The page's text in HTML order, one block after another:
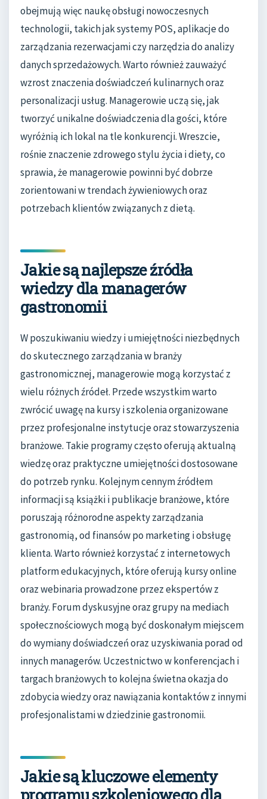
obejmują więc naukę obsługi nowoczesnych
technologii, takich jak systemy POS, aplikacje do
zarządzania rezerwacjami czy narzędzia do analizy
danych sprzedażowych. Warto również zauważyć
wzrost znaczenia doświadczeń kulinarnych oraz
personalizacji usług. Managerowie uczą się, jak
tworzyć unikalne doświadczenia dla gości, które
wyróżnią ich lokal na tle konkurencji. Wreszcie,
rośnie znaczenie zdrowego stylu życia i diety, co
sprawia, że managerowie powinni być dobrze
zorientowani w trendach żywieniowych oraz
potrzebach klientów związanych z dietą.
Jakie są najlepsze źródła
wiedzy dla managerów
gastronomii
W poszukiwaniu wiedzy i umiejętności niezbędnych
do skutecznego zarządzania w branży
gastronomicznej, managerowie mogą korzystać z
wielu różnych źródeł. Przede wszystkim warto
zwrócić uwagę na kursy i szkolenia organizowane
przez profesjonalne instytucje oraz stowarzyszenia
branżowe. Takie programy często oferują aktualną
wiedzę oraz praktyczne umiejętności dostosowane
do potrzeb rynku. Kolejnym cennym źródłem
informacji są książki i publikacje branżowe, które
poruszają różnorodne aspekty zarządzania
gastronomią, od finansów po marketing i obsługę
klienta. Warto również korzystać z internetowych
platform edukacyjnych, które oferują kursy online
oraz webinaria prowadzone przez ekspertów z
branży. Forum dyskusyjne oraz grupy na mediach
społecznościowych mogą być doskonałym miejscem
do wymiany doświadczeń oraz uzyskiwania porad od
innych managerów. Uczestnictwo w konferencjach i
targach branżowych to kolejna świetna okazja do
zdobycia wiedzy oraz nawiązania kontaktów z innymi
profesjonalistami w dziedzinie gastronomii.
Jakie są kluczowe elementy
programu szkoleniowego dla